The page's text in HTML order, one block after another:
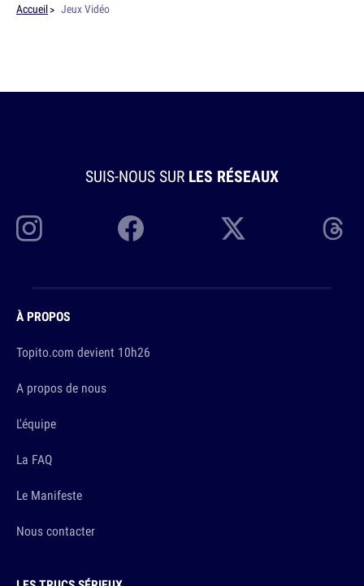
Accueil Jeux Vidéo
SUIS-NOUS SUR LES RÉSEAUX
À PROPOS
Topito.com devient 10h26
A propos de nous
L'équipe
La FAQ
Le Manifeste
Nous contacter